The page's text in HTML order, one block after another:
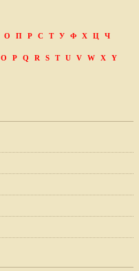
О П Р С Т У Ф Х Ц
Ч
O P Q R S T U V W X
Y